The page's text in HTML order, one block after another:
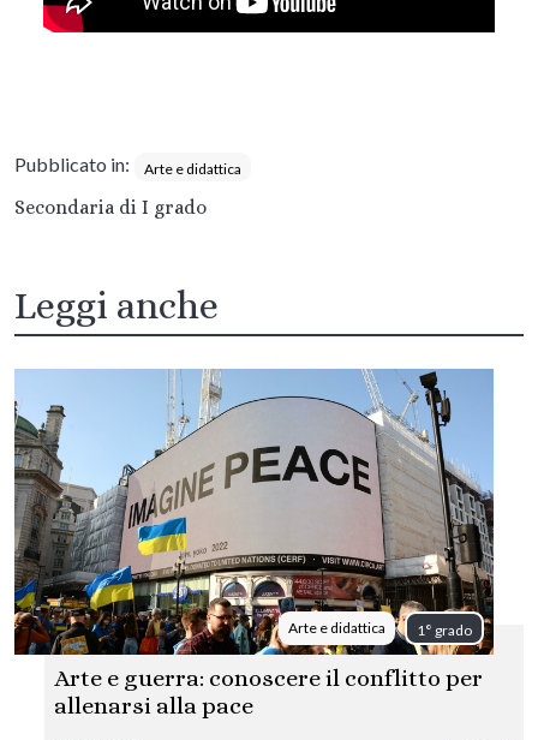
Pubblicato in: Arte e didattica
Secondaria di I grado
Leggi anche
Arte e didattica 1° grado
Arte e guerra: conoscere il conflitto per
allenarsi alla pace